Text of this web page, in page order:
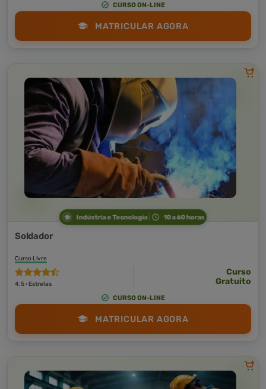
CURSO ON-LINE
MATRICULAR AGORA
Indústria e Tecnologia 10 a 60 horas
Soldador
Curso Livre
4,5 · Estrelas
Curso
Gratuito
CURSO ON-LINE
MATRICULAR AGORA